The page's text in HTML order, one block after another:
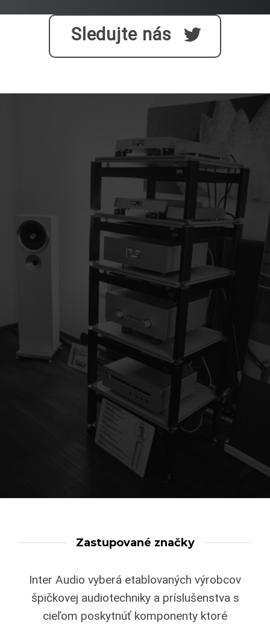
Sledujte nás
Zastupované značky
Inter Audio vyberá etablovaných výrobcov
špičkovej audiotechniky a príslušenstva s
cieľom poskytnúť komponenty ktoré